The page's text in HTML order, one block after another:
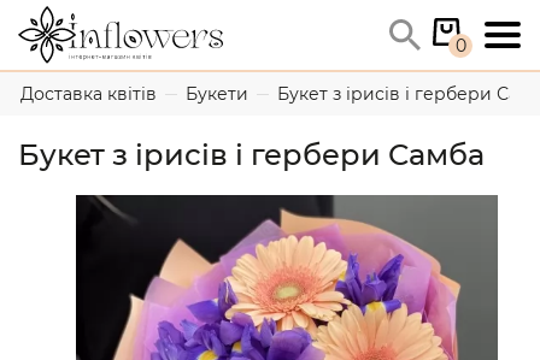
0
Доставка квітів Букети Букет з ірисів і гербери
Букет з ірисів і гербери Самба